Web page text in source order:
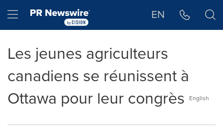
Hamburger menu EN
Les jeunes agriculteurs
canadiens se réunissent à
Ottawa pour leur congrès
English